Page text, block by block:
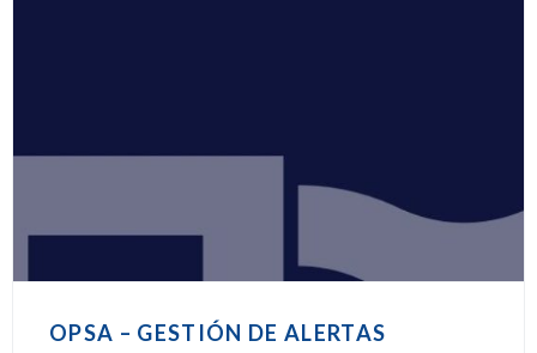
OPSA – GESTIÓN DE ALERTAS